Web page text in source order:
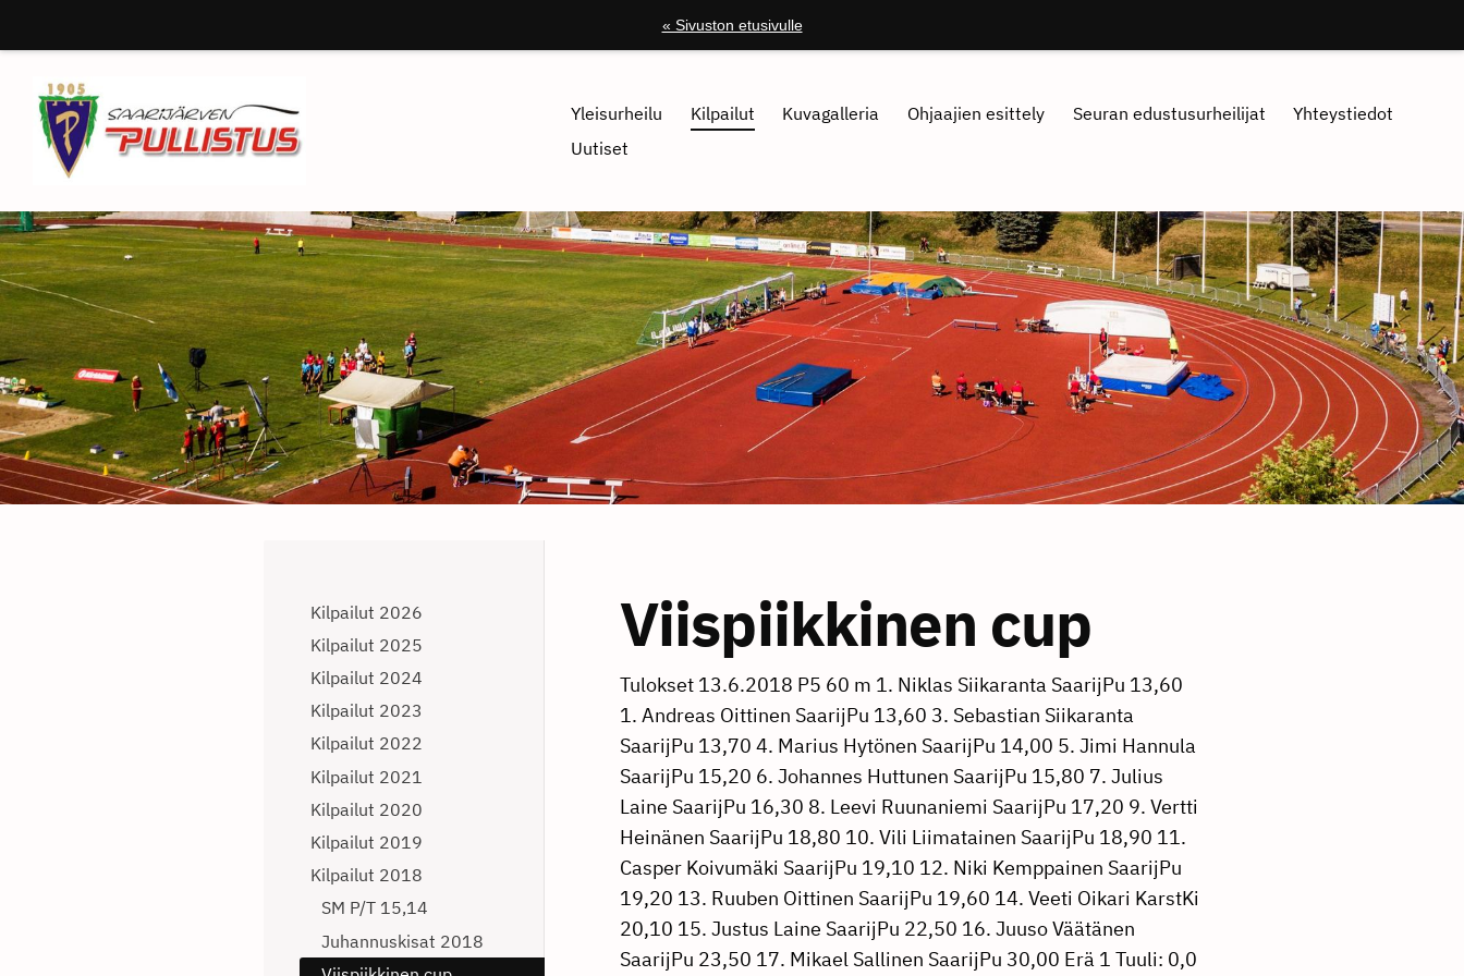
sivun
sisältöön
« Sivuston etusivulle
Saarijärven Pullistus
Yleisurheilu Kilpailut Kuvagalleria Ohjaajien esittely Seuran edustusurheilijat
Yhteystiedot
Uutiset
Kilpailut 2026
Kilpailut 2025
Kilpailut 2024
Kilpailut 2023
Kilpailut 2022
Kilpailut 2021
Kilpailut 2020
Kilpailut 2019
Kilpailut 2018
SM P/T 15,14
Juhannuskisat 2018
Viispiikkinen cup
Tulokset 13.6.2018 P5 60 m 1. Niklas Siikaranta SaarijPu 13,60 1. Andreas Oittinen SaarijPu 13,60 3. Sebastian Siikaranta SaarijPu 13,70 4. Marius Hytönen SaarijPu 14,00 5. Jimi Hannula SaarijPu 15,20 6. Johannes Huttunen SaarijPu 15,80 7. Julius Laine SaarijPu 16,30 8. Leevi Ruunaniemi SaarijPu 17,20 9. Vertti Heinänen SaarijPu 18,80 10. Vili Liimatainen SaarijPu 18,90 11. Casper Koivumäki SaarijPu 19,10 12. Niki Kemppainen SaarijPu 19,20 13. Ruuben Oittinen SaarijPu 19,60 14. Veeti Oikari KarstKi 20,10 15. Justus Laine SaarijPu 22,50 16. Juuso Väätänen SaarijPu 23,50 17. Mikael Sallinen SaarijPu 30,00 Erä 1 Tuuli: 0,0 1. Niklas Siikaranta SaarijPu 13,60 1. Andreas Oittinen SaarijPu 13,60 3. Jimi Hannula SaarijPu 15,20 4. Johannes Huttunen SaarijPu 15,80 5. Ruuben Oittinen SaarijPu 19,60 6. Veeti Oikari KarstKi 20,10 Erä 2 Tuuli: 0,0 1. Sebastian Siikaranta SaarijPu 13,70 2. Marius Hytönen SaarijPu 14,00 3. Julius Laine SaarijPu 16,30 4. Casper Koivumäki SaarijPu 19,10 5. Justus Laine SaarijPu 22,50 6. Juuso Väätänen SaarijPu 23,50 Erä 3 Tuuli: 0,1 1. Leevi Ruunaniemi SaarijPu 17,20 2. Vertti Heinänen SaarijPu 18,80 3. Vili Liimatainen SaarijPu 18,90 4. Niki Kemppainen SaarijPu 19,20 5. Mikael Sallinen SaarijPu 30,00 P5 Pallonheitto 1. Niklas Siikaranta SaarijPu 12,75 12,75 2. Sebastian Siikaranta SaarijPu 12,23 12,23 3. Andreas Oittinen SaarijPu 10,45 10,45 4. Marius Hytönen SaarijPu 8,83 8,83 5. Jimi Hannula SaarijPu 7,42 7,42 6. Casper Koivumäki SaarijPu 7,28 7,28 7. Rahkonen Matti SaarijPu 5,68 5,68 8. Ruuben Oittinen SaarijPu 4,44 4,44 9. Vili Liimatainen SaarijPu 4,21 4,21 10. Johannes Huttunen SaarijPu 4,05 4,05 11. Justus Laine SaarijPu 3,80 3,80 12. Veeti Oikari KarstKi 3,74 3,74 13. Vertti Heinänen SaarijPu 3,47 3,47 14. Niki Kemppainen SaarijPu 3,21 3,21 15. Juuso Väätänen SaarijPu 3,18 3,18 16. Leevi Ruunaniemi SaarijPu 2,60 2,60 17. Julius Laine SaarijPu 2,53 2,53 18. Mikael Sallinen SaarijPu 2,00 2,00 P7 60 m Tuuli: 0,0 1. Onni Mäkelä SaarijPu 11,80 2. Markus Huikari SaarijPu 13,10 3. Konsta Rosti SaarijPu 13,20 3. Nuutti Reiman SaarijPu 13,20 5. Tuure Nieminen SaarijPu 14,10 6. Miska Ahola SaarijPu 14,40 7. Kimi Kemppainen SaarijPu 14,60 8. Juuso Ruunaniemi SaarijPu 18,90 P7 Pallonheitto 1. Tuure Nieminen SaarijPu 12,42 12,42 2. Konsta Rosti SaarijPu 11,91 11,91 3. Nuutti Reiman SaarijPu 11,77 11,77 4. Markus Huikari SaarijPu 11,53 11,53 5. Onni Mäkelä SaarijPu 9,39 9,39 6. Kimi Kemppainen SaarijPu 9,01 9,01 7. Miska Ahola SaarijPu 8,29 8,29 8. Juuso Ruunaniemi SaarijPu 6,57 6,57 P9 300 m 1. Valtteri Valkola 2010 SaarijPu 1.02,13 2. Anton Lindgren 2009 KarstKi 1.03,22 3. ≈ke Pimiä SaarijPu 1.03,48 4. Roope Laakkonen SaarijPu 1.05,69 5. Eetu Villman 2010 KarstKi 1.06,34 6. Reima Liponen SaarijPu 1.15,13 7. Lassi Reiman SaarijPu 1.18,34 8. Antti Leppänen SaarijPu 1.42,69 Erä 1 1. Valtteri Valkola 2010 SaarijPu 1.02,13 2. Anton Lindgren 2009 KarstKi 1.03,22 3. ≈ke Pimiä SaarijPu 1.03,48 4. Eetu Villman 2010 KarstKi 1.06,34 Erä 2 1. Roope Laakkonen SaarijPu 1.05,69 2. Reima Liponen SaarijPu 1.15,13 3. Lassi Reiman SaarijPu 1.18,34 4. Antti Leppänen SaarijPu 1.42,69 P9 Kuula 1. Leevi Karpeeki SaarijPu 5,43 5,10 4,42 5,11 5,43 2. Antti Leppänen SaarijPu 5,38 X 4,84 4,93 5,38 3. Anton Lindgren 2009 KarstKi 5,30 4,77 5,15 5,30 4,40 4. Lassi Reiman SaarijPu 4,84 4,70 4,84 4,55 4,32 5. Eetu Villman 2010 KarstKi 4,81 4,81 4,73 4,74 4,76 6. Valtteri Valkola 2010 SaarijPu 4,34 3,49 4,16 3,78 4,34 7. ≈ke Pimiä SaarijPu 4,13 4,13 4,08 X 3,25 8. Reima Liponen SaarijPu 4,09 2,95 2,42 3,08 4,09 P11 60 m aj 1. Oliver Hautanen Dallas Texas 11,57 2. Eeli Eerola SaarijPu 13,43 3. Leevi Sissonen SaarijPu 13,43 4. Aki Huikari SaarijPu 14,44 5. Aapo Pimiä 15,61 Erä 1 Tuuli: +0,1 1. Oliver Hautanen Dallas Texas 11,57 2. Eeli Eerola SaarijPu 13,43 Erä 2 Tuuli: +0,5 1. Leevi Sissonen SaarijPu 13,43 2. Aki Huikari SaarijPu 14,44 3. Aapo Pimiä 15,61 P11 Korkeus 1. Aki Huikari SaarijPu 110 100 105 110 115 O O O XXX 2. Eeli Eerola SaarijPu 110 090 095 100 105 110 115 O XO XO XO XXO XXX 3. Oliver Hautanen Dallas Texas 105 090 095 100 105 110 O O O O XXX 4. Leevi Sissonen SaarijPu 095 080 085 090 095 100 O O O O XXX 5. Aapo Pimiä 090 085 090 095 XO O XXX P13 Keihäs 1. Otto Hämäläinen 2005 KarstKi 53,31 47,80 48,85 49,71 53,31 2. Otto Hautanen PylkYr 42,99 42,99 38,